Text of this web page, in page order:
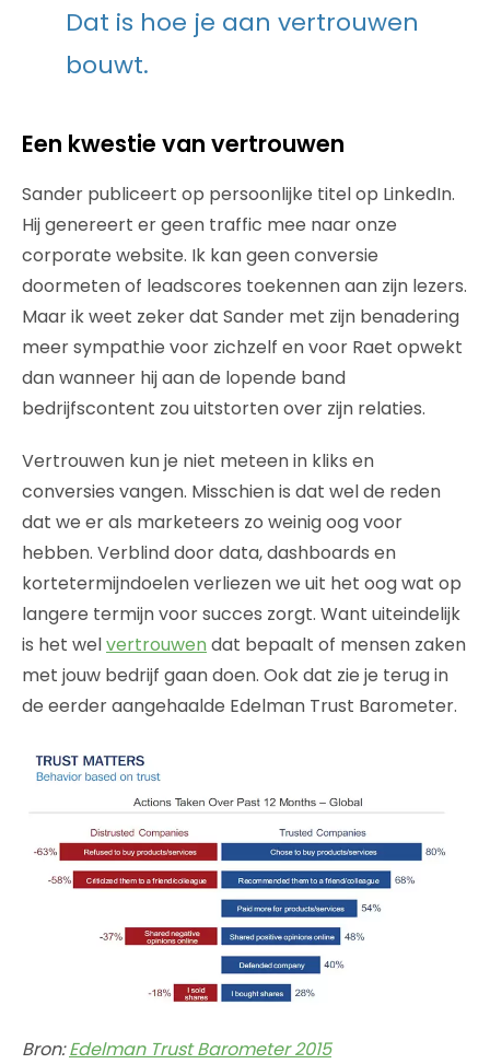
Dat is hoe je aan vertrouwen
bouwt.
Een kwestie van vertrouwen
Sander publiceert op persoonlijke titel op LinkedIn.
Hij genereert er geen traffic mee naar onze
corporate website. Ik kan geen conversie
doormeten of leadscores toekennen aan zijn lezers.
Maar ik weet zeker dat Sander met zijn benadering
meer sympathie voor zichzelf en voor Raet opwekt
dan wanneer hij aan de lopende band
bedrijfscontent zou uitstorten over zijn relaties.
Vertrouwen kun je niet meteen in kliks en
conversies vangen. Misschien is dat wel de reden
dat we er als marketeers zo weinig oog voor
hebben. Verblind door data, dashboards en
kortetermijndoelen verliezen we uit het oog wat op
langere termijn voor succes zorgt. Want uiteindelijk
is het welvertrouwen dat bepaalt of mensen zaken
met jouw bedrijf gaan doen. Ook dat zie je terug in
de eerder aangehaalde Edelman Trust Barometer.
Bron:Edelman Trust Barometer 2015